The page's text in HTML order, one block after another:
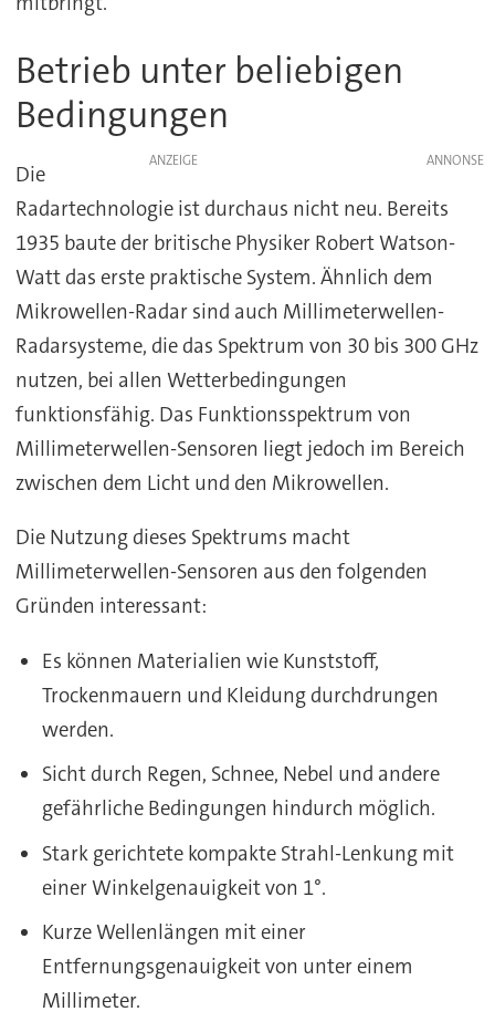
Betrieb unter beliebigen
Bedingungen
ANZEIGE
Die
Radartechnologie ist durchaus nicht neu. Bereits
1935 baute der britische Physiker Robert Watson-
Watt das erste praktische System. Ähnlich dem
Mikrowellen-Radar sind auch Millimeterwellen-
Radarsysteme, die das Spektrum von 30 bis 300 GHz
nutzen, bei allen Wetterbedingungen
funktionsfähig. Das Funktionsspektrum von
Millimeterwellen-Sensoren liegt jedoch im Bereich
zwischen dem Licht und den Mikrowellen.
Die Nutzung dieses Spektrums macht
Millimeterwellen-Sensoren aus den folgenden
Gründen interessant:
Es können Materialien wie Kunststoff,
Trockenmauern und Kleidung durchdrungen
werden.
Sicht durch Regen, Schnee, Nebel und andere
gefährliche Bedingungen hindurch möglich.
Stark gerichtete kompakte Strahl-Lenkung mit
einer Winkelgenauigkeit von 1°.
Kurze Wellenlängen mit einer
Entfernungsgenauigkeit von unter einem
Millimeter.